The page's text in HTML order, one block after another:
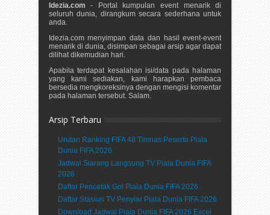
Idezia.com - Portal kumpulan event menarik di
seluruh dunia, dirangkum secara sederhana untuk
anda.
Idezia.com menyimpan data dan hasil event-event
menarik di dunia, disimpan sebagai arsip agar dapat
dilihat dikemudian hari.
Apabila terdapat kesalahan isi/data pada halaman
yang kami sediakan, kami harapkan pembaca
bersedia mengkoreksinya dengan mengisi komentar
pada halaman tersebut. Salam.
Arsip Terbaru
Urutan Ranking FIFA 48 Timnas Peserta Piala
Dunia FIFA 2026
Jadwal Siarang Langsung TV Piala Dunia FIFA
2026
Daftar Pencetak Gol Piala Dunia FIFA 2026
Daftar Stasiun TV Penyiar Piala Dunia FIFA 2026
Download Jadwal Piala Dunia FIFA 2026 Excel